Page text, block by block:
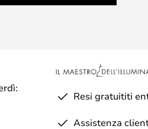
da
Resi gratuititi
Assistenza